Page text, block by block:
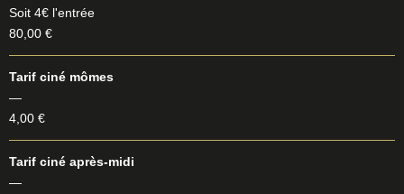
Soit 4€ l'entrée
80,00 €
Tarif ciné mômes
—
4,00 €
Tarif ciné après-midi
—